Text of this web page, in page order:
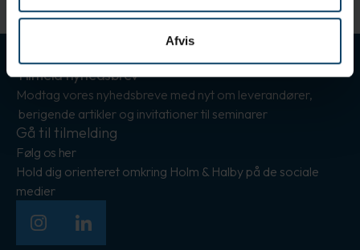
Afvis
Tilmeld nyhedsbrev
Modtag vores nyhedsbreve med nyt om leverandører,
berigende artikler og invitationer til seminarer
Gå til tilmelding
Følg os her
Hold dig orienteret omkring Holm & Halby på de sociale
medier
InstagramLinkedIn